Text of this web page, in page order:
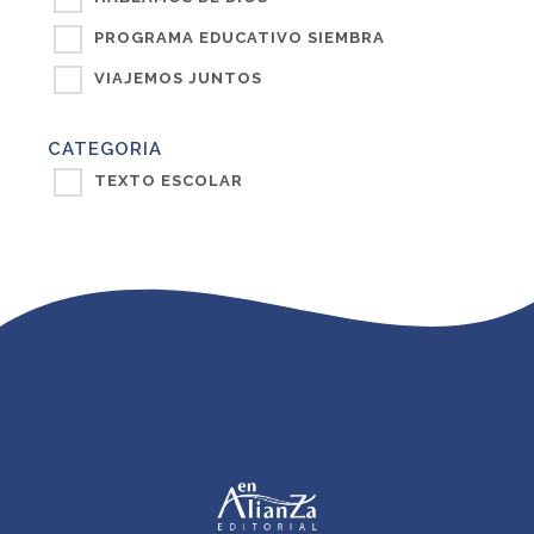
PROGRAMA EDUCATIVO SIEMBRA
VIAJEMOS JUNTOS
CATEGORIA
TEXTO ESCOLAR